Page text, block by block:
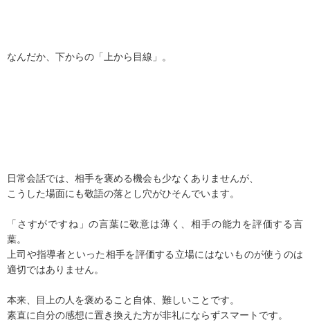
なんだか、下からの「上から目線」。
日常会話では、相手を褒める機会も少なくありませんが、
こうした場面にも敬語の落とし穴がひそんでいます。
「さすがですね」の言葉に敬意は薄く、相手の能力を評価する言
葉。
上司や指導者といった相手を評価する立場にはないものが使うのは
適切ではありません。
本来、目上の人を褒めること自体、難しいことです。
素直に自分の感想に置き換えた方が非礼にならずスマートです。